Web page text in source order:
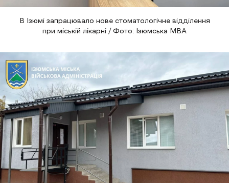
В Ізюмі запрацювало нове стоматологічне відділення
при міській лікарні / Фото: Ізюмська МВА